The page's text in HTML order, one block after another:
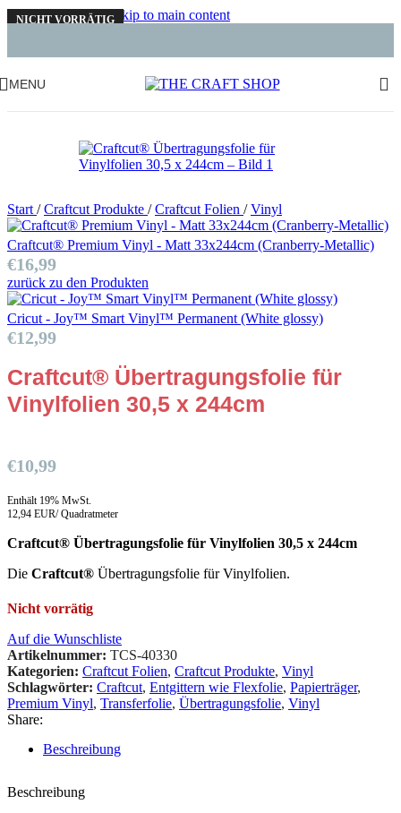
Skip to navigation Skip to main content
MENU
NICHT VORRÄTIG
Start / Craftcut Produkte / Craftcut Folien / Vinyl
Craftcut® Premium Vinyl - Matt 33x244cm (Cranberry-Metallic)
€16,99
zurück zu den Produkten
Cricut - Joy™ Smart Vinyl™ Permanent (White glossy)
€12,99
Craftcut® Übertragungsfolie für
Vinylfolien 30,5 x 244cm
€10,99
Enthält 19% MwSt.
12,94 EUR/ Quadratmeter
Craftcut® Übertragungsfolie für Vinylfolien 30,5 x 244cm
Die Craftcut® Übertragungsfolie für Vinylfolien.
Nicht vorrätig
Auf die Wunschliste
Artikelnummer: TCS-40330
Kategorien: Craftcut Folien, Craftcut Produkte, Vinyl
Schlagwörter: Craftcut, Entgittern wie Flexfolie, Papierträger,
Premium Vinyl, Transferfolie, Übertragungsfolie, Vinyl
Share:
Beschreibung
Beschreibung